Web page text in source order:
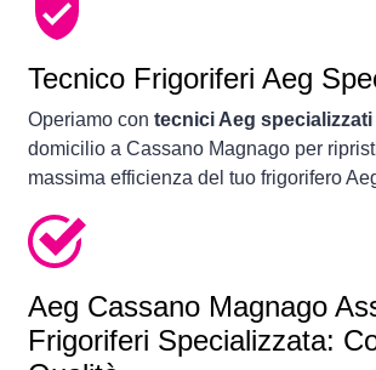
Tecnico Frigoriferi Aeg
Operiamo con tecnici Aeg specializzati
domicilio a Cassano Magnago per
massima efficienza del tuo frigorifero
Aeg Cassano Magnago
Frigoriferi Specializzata: